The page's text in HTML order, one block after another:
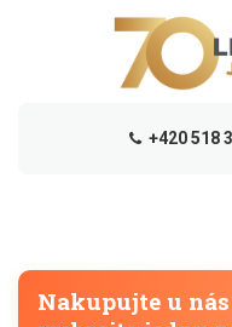
+420 518
Nakupujte u